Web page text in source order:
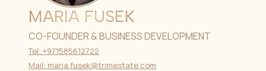
MARIA FUSEK
CO-FOUNDER & BUSINESS DEVELOPMENT
Tel: +971585612722
Mail: maria.fusek@trimestate.com